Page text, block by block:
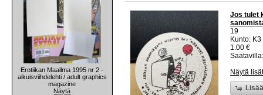
Erotiikan Maailma 1995 nr 2 -
aikuisviihdelehti / adult graphics
magazine
Näytä
Jos tulet
19
Kunto:
1.00 €
Näytä